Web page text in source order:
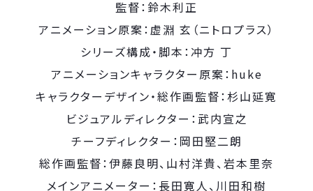
監督：鈴木利正
アニメーション原案：虚淵 玄（ニトロプラス）
シリーズ構成・脚本：冲方 丁
アニメーションキャラクター原案：huke
キャラクターデザイン・総作画監督：杉山延寛
ビジュアルディレクター：武内宣之
チーフディレクター：岡田堅二朗
総作画監督：伊藤良明、山村洋貴、岩本里奈
メインアニメーター：長田寛人、川田和樹